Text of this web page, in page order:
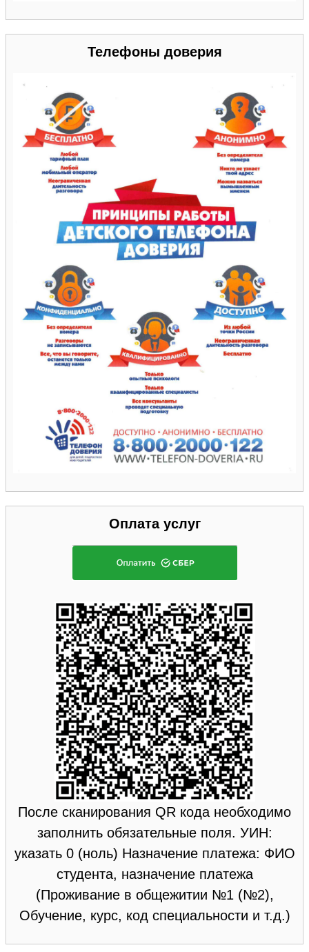
Телефоны доверия
Оплата услуг
После сканирования QR кода необходимо
заполнить обязательные поля. УИН:
указать 0 (ноль) Назначение платежа: ФИО
студента, назначение платежа
(Проживание в общежитии №1 (№2),
Обучение, курс, код специальности и т.д.)